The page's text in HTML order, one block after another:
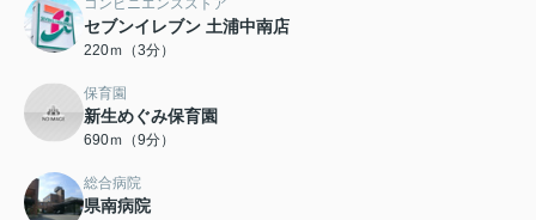
コンビニエンスストア
セブンイレブン 土浦中南店
220ｍ（3分）
保育園
新生めぐみ保育園
690ｍ（9分）
総合病院
県南病院